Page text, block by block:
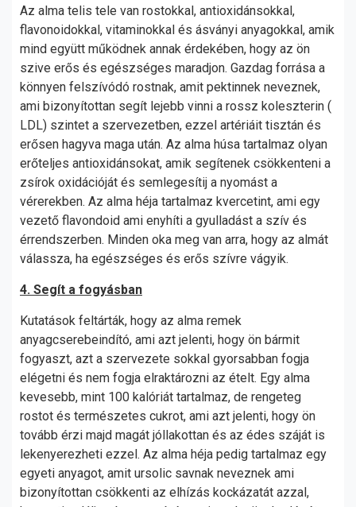
Az alma telis tele van rostokkal, antioxidánsokkal,
flavonoidokkal, vitaminokkal és ásványi anyagokkal, amik
mind együtt működnek annak érdekében, hogy az ön
szive erős és egészséges maradjon. Gazdag forrása a
könnyen felszívódó rostnak, amit pektinnek neveznek,
ami bizonyítottan segít lejebb vinni a rossz koleszterin (
LDL) szintet a szervezetben, ezzel artériáit tisztán és
erősen hagyva maga után. Az alma húsa tartalmaz olyan
erőteljes antioxidánsokat, amik segítenek csökkenteni a
zsírok oxidációját és semlegesítij a nyomást a
vérerekben. Az alma héja tartalmaz kvercetint, ami egy
vezető flavondoid ami enyhíti a gyulladást a szív és
érrendszerben. Minden oka meg van arra, hogy az almát
válassza, ha egészséges és erős szívre vágyik.
4. Segít a fogyásban
Kutatások feltárták, hogy az alma remek
anyagcserebeindító, ami azt jelenti, hogy ön bármit
fogyaszt, azt a szervezete sokkal gyorsabban fogja
elégetni és nem fogja elraktározni az ételt. Egy alma
kevesebb, mint 100 kalóriát tartalmaz, de rengeteg
rostot és természetes cukrot, ami azt jelenti, hogy ön
tovább érzi majd magát jóllakottan és az édes száját is
lekenyerezheti ezzel. Az alma héja pedig tartalmaz egy
egyeti anyagot, amit ursolic savnak neveznek ami
bizonyítottan csökkenti az elhízás kockázatát azzal,